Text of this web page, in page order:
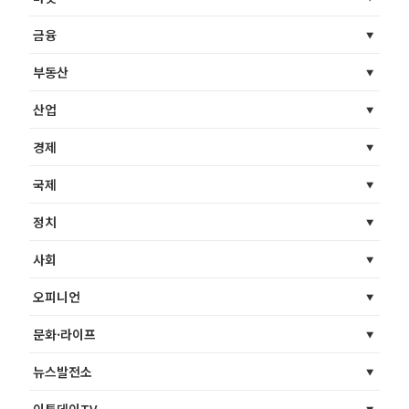
금융
부동산
산업
경제
국제
정치
사회
오피니언
문화·라이프
뉴스발전소